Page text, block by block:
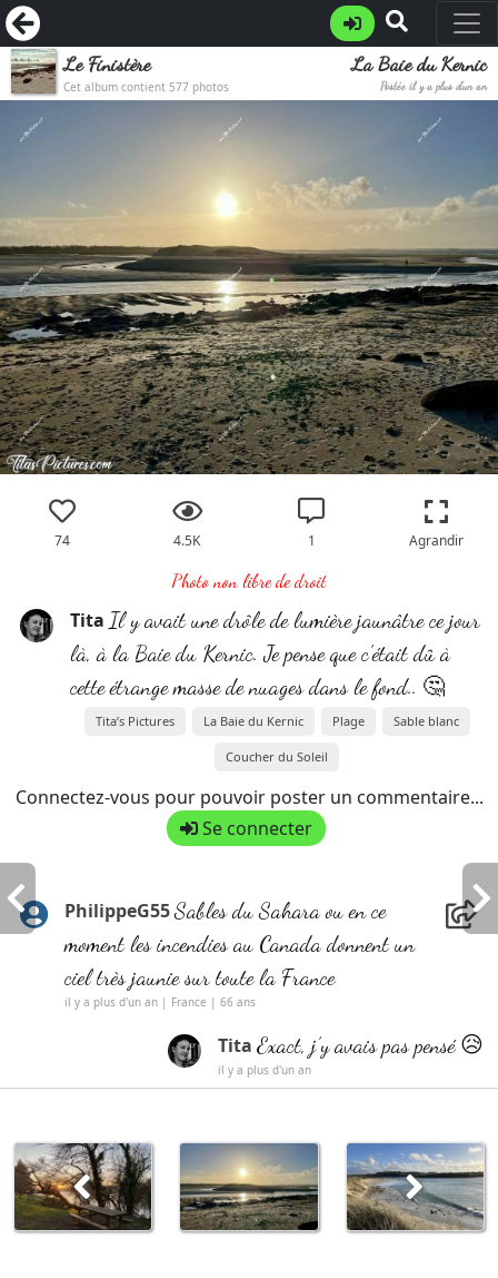
Le Finistère
Cet album contient 577 photos
La Baie du Kernic
Postée il y a plus d'un an
74 4.5K 1 Agrandir
Photo non libre de droit
Tita Il y avait une drôle de lumière jaunâtre ce jour
là, à la Baie du Kernic. Je pense que c’était dû à
cette étrange masse de nuages dans le fond.. 🤔
Tita’s Pictures La Baie du Kernic Plage Sable blanc
Coucher du Soleil
Connectez-vous pour pouvoir poster un commentaire...
Se connecter
PhilippeG55Sables du Sahara ou en ce
moment les incendies au Canada donnent un
ciel très jaunie sur toute la France
il y a plus d'un an | France | 66 ans
Tita Exact, j’y avais pas pensé 😥
il y a plus d'un an